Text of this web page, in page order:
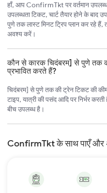
हाँ, आप ConfirmTkt पर वर्तमान
उपलब्धता टिकट, चार्ट तैयार होने के बाद
पुणे तक लास्ट मिनट ट्रिप प्लान कर रहे हैं,
अवश्य करें।
कौन से कारक चिदंबरम] से पुणे तक
प्रभावित करते हैं?
चिदंबरम] से पुणे तक की ट्रेन टिकट की
टाइप, यात्री की पसंद आदि पर निर्भर
बीच उपलब्ध है।
ConfirmTkt के साथ पाएँ और